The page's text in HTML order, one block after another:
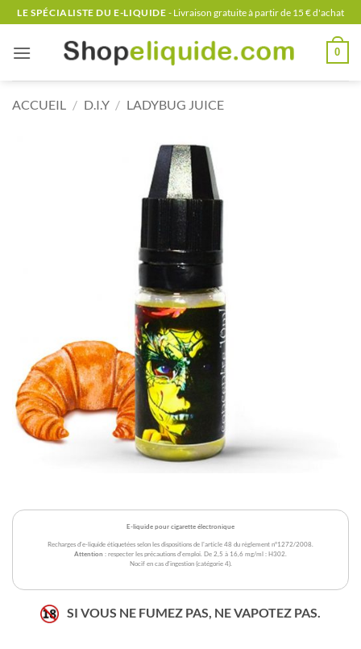
Passer
au
contenu
LE SPÉCIALISTE DU E-LIQUIDE - Livraison gratuite à partir de 15 € d'achat
0
ACCUEIL / D.I.Y / LADYBUG JUICE
E-liquide pour cigarette électronique
Recharges d'e-liquide étiquetées selon les dispositions de l'article 48 du règlement n°1272/2008.
Attention : respecter les précautions d'emploi. De 2,5 à 16,6 mg/ml : H302.
Nocif en cas d'ingestion (catégorie 4).
SI VOUS NE FUMEZ PAS, NE VAPOTEZ PAS.